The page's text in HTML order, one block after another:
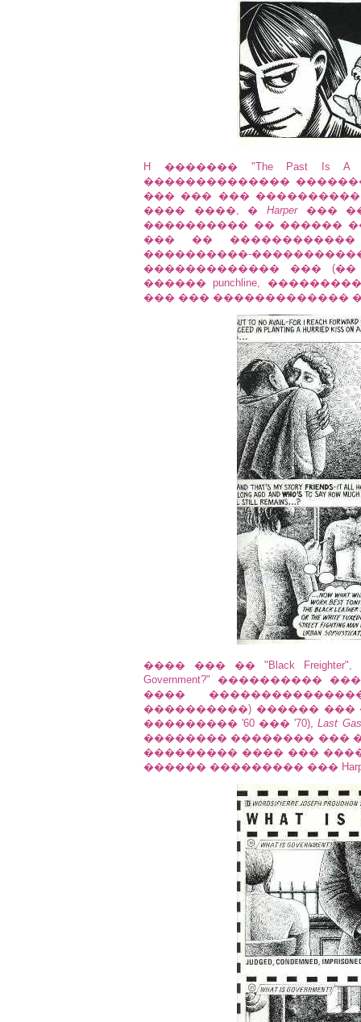
H ������� "The Past Is A
��������������
��� ��� ���
���� ����, � Harper���
���������� �� ������
��� ��
����������-
������������� ���
������ punchline,
��� ��� �������������
���� ��� �� "Black
Government?" ����������
����
����������) ������ ���
��������� '60 ��� '70),Last
�������� �������� ���
��������� ���� ���
������ ��������� ���